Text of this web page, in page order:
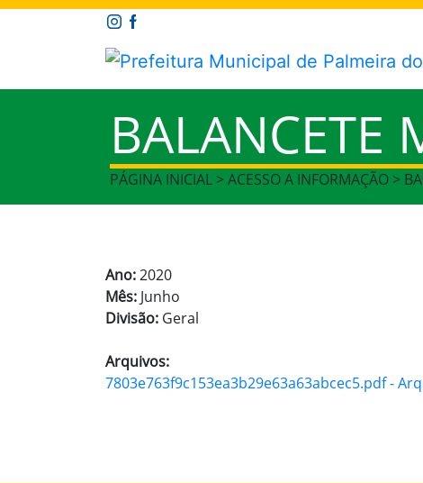
BALANCETE
PÁGINA INICIAL > ACESSO A INFORMAÇÃO >
Ano:2020
Mês: Junho
Divisão: Geral
Arquivos:
7803e763f9c153ea3b29e63a63abcec5.pdf -